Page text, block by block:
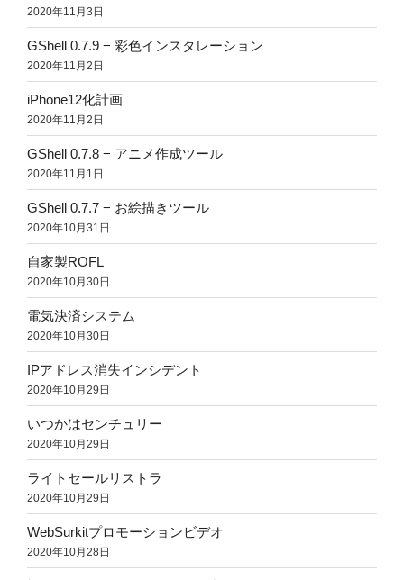
2020年11月3日
GShell 0.7.9 − 彩色インスタレーション
2020年11月2日
iPhone12化計画
2020年11月2日
GShell 0.7.8 − アニメ作成ツール
2020年11月1日
GShell 0.7.7 − お絵描きツール
2020年10月31日
自家製ROFL
2020年10月30日
電気決済システム
2020年10月30日
IPアドレス消失インシデント
2020年10月29日
いつかはセンチュリー
2020年10月29日
ライトセールリストラ
2020年10月29日
WebSurkitプロモーションビデオ
2020年10月28日